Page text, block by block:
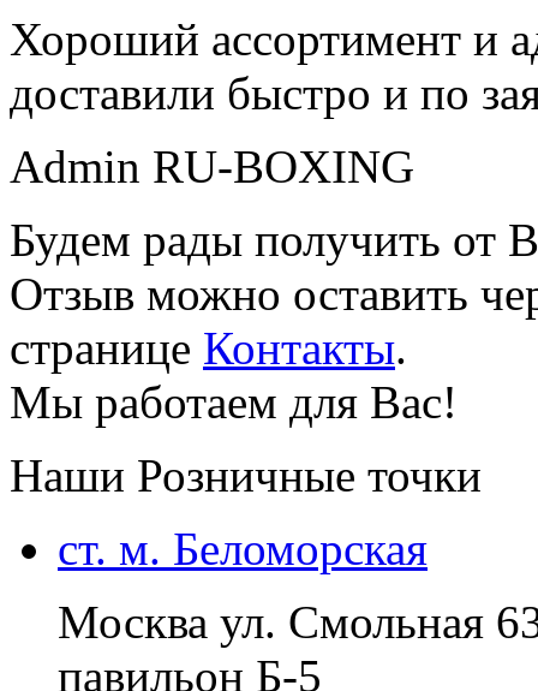
Хороший ассортимент и
доставили быстро и по
Admin RU-BOXING
Будем рады получить от
Отзыв можно оставить
странице Контакты.
Мы работаем для Вас!
Наши Розничные точки
ст. м. Беломорская
Москва ул. Смольная
павильон Б-5